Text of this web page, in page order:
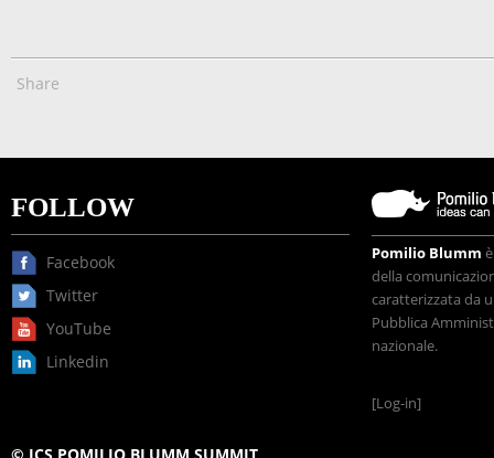
Share
FOLLOW
Facebook
Twitter
YouTube
Linkedin
Pomilio Blumm
della
caratterizzata da
Pubblica
nazionale.
[Log-in]